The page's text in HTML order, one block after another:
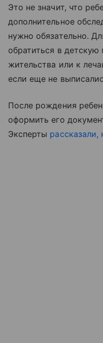
Это не значит, что
дополнительное
нужно обязательно.
обратиться в
жительства или к
если еще не
После рождения
оформить его
Эксперты рассказали,